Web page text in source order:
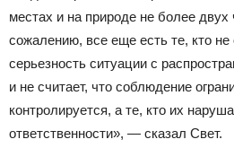
местах и на природе не более двух
сожалению, все еще есть те, кто не
серьезность ситуации с
и не считает, что соблюдение
контролируется, а те, кто их
ответственности», — сказал Свет.